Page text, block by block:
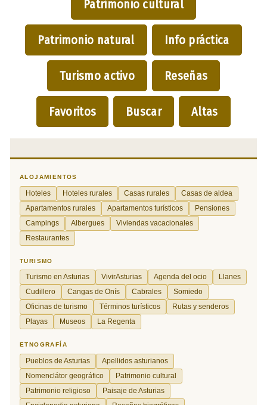
Patrimonio cultural
Patrimonio natural Info práctica
Turismo activo Reseñas
Favoritos Buscar Altas